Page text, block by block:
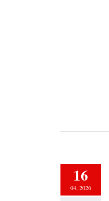
16
04, 2026